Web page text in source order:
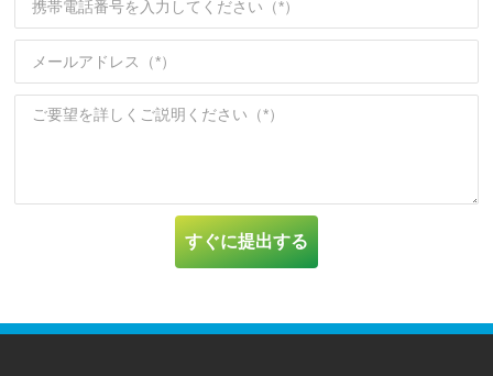
すぐに提出する